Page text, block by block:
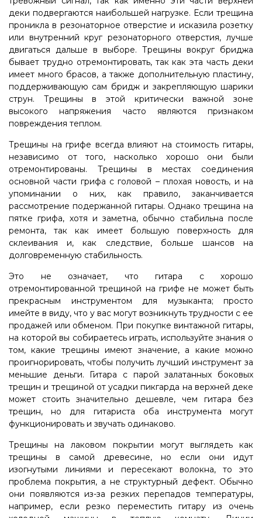
деки подвергаются наибольшей нагрузке. Если трещина
проникла в резонаторное отверстие и исказила розетку
или внутренний круг резонаторного отверстия, лучше
двигаться дальше в выборе. Трещины вокруг бриджа
бывает трудно отремонтировать, так как эта часть деки
имеет много брасов, а также дополнительную пластину,
поддерживающую сам бридж и закрепляющую шарики
струн. Трещины в этой критически важной зоне
высокого напряжения часто являются признаком
повреждения теплом.
Трещины на грифе всегда влияют на стоимость гитары,
независимо от того, насколько хорошо они были
отремонтированы. Трещины в местах соединения
основной части грифа с головой – плохая новость, и на
упоминании о них, как правило, заканчивается
рассмотрение подержанной гитары. Однако трещина на
пятке грифа, хотя и заметна, обычно стабильна после
ремонта, так как имеет большую поверхность для
склеивания и, как следствие, больше шансов на
долговременную стабильность.
Это не означает, что гитара с хорошо
отремонтированной трещиной на грифе не может быть
прекрасным инструментом для музыканта; просто
имейте в виду, что у вас могут возникнуть трудности с ее
продажей или обменом. При покупке винтажной гитары,
на которой вы собираетесь играть, используйте знания о
том, какие трещины имеют значение, а какие можно
проигнорировать, чтобы получить лучший инструмент за
меньшие деньги. Гитара с парой залатанных боковых
трещин и трещиной от усадки пикгарда на верхней деке
может стоить значительно дешевле, чем гитара без
трещин, но для гитариста оба инструмента могут
функционировать и звучать одинаково.
Трещины на лаковом покрытии могут выглядеть как
трещины в самой древесине, но если они идут
изогнутыми линиями и пересекают волокна, то это
проблема покрытия, а не структурный дефект. Обычно
они появляются из-за резких перепадов температуры,
например, если резко переместить гитару из очень